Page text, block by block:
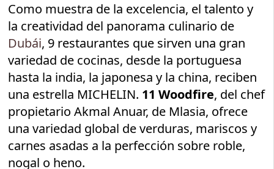
Como muestra de la excelencia, el talento y
la creatividad del panorama culinario de
Dubái, 9 restaurantes que sirven una gran
variedad de cocinas, desde la portuguesa
hasta la india, la japonesa y la china, reciben
una estrella MICHELIN. 11 Woodfire, del chef
propietario Akmal Anuar, de Mlasia, ofrece
una variedad global de verduras, mariscos y
carnes asadas a la perfección sobre roble,
nogal o heno.